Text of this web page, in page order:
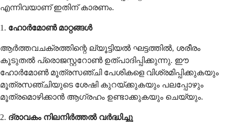
എന്നിവയാണ് ഇതിന് കാരണം.
1. ഹോർമോൺ മാറ്റങ്ങൾ
ആർത്തവചക്രത്തിന്റെ ല്യൂട്ടിയൽ ഘട്ടത്തിൽ, ശരീരം
കൂടുതൽ പ്രൊജസ്റ്ററോൺ ഉത്പാദിപ്പിക്കുന്നു. ഈ
ഹോർമോൺ മൂത്രസഞ്ചി പേശികളെ വിശ്രമിപ്പിക്കുകയും
മൂത്രസഞ്ചിയുടെ ശേഷി കുറയ്ക്കുകയും പലപ്പോഴും
മൂത്രമൊഴിക്കാൻ ആഗ്രഹം ഉണ്ടാക്കുകയും ചെയ്യും.
2. ദ്രാവകം നിലനിർത്തൽ വർദ്ധിച്ചു